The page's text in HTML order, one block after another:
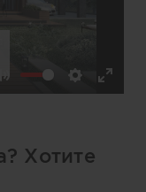
Mute SettingsEnter
Хотите